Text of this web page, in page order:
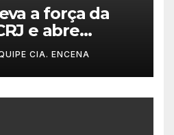
a força da
e abre
a 2ª turma do
Primeiro Filme”
CIA. ENCENA